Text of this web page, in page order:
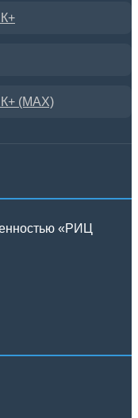
(MAX)
«РИЦ